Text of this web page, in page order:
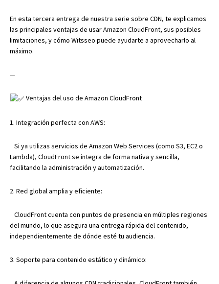
En esta tercera entrega de nuestra serie sobre CDN, te explicamos
las principales ventajas de usar Amazon CloudFront, sus posibles
limitaciones, y cómo Witsseo puede ayudarte a aprovecharlo al
máximo.
—
Ventajas del uso de Amazon CloudFront
1. Integración perfecta con AWS:
Si ya utilizas servicios de Amazon Web Services (como S3, EC2 o
Lambda), CloudFront se integra de forma nativa y sencilla,
facilitando la administración y automatización.
2. Red global amplia y eficiente:
CloudFront cuenta con puntos de presencia en múltiples regiones
del mundo, lo que asegura una entrega rápida del contenido,
independientemente de dónde esté tu audiencia.
3. Soporte para contenido estático y dinámico: